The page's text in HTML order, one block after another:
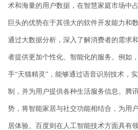
术和海量的用户数据，在智慧家庭市场中
巨头的优势在于其强大的软件开发能力和
通过大数据分析，深入了解消费者的需求
者提供更加个性化、智能化的服务。例如
手“天猫精灵”，能够通过语音识别技术，
制，并为用户提供各种生活服务信息。腾
势，将智能家居与社交功能相结合，为用
居体验。百度则在人工智能技术方面具有